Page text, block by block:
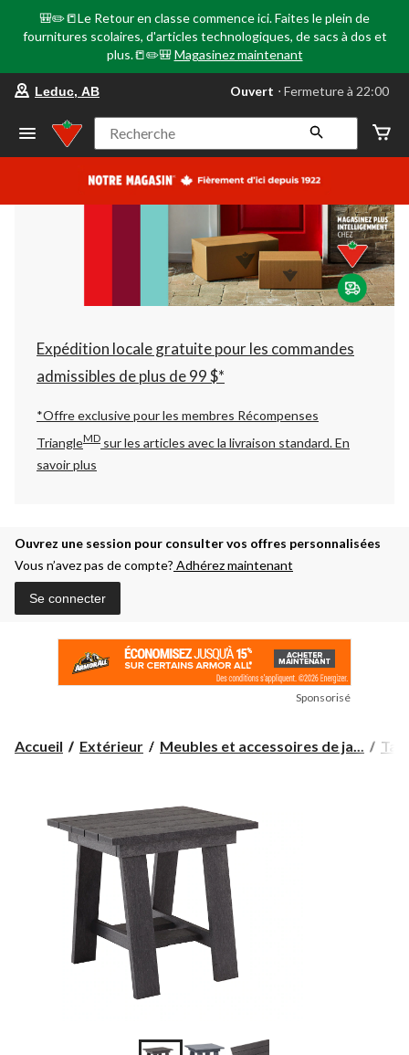
🎒✏️📒Le Retour en classe commence ici. Faites le plein de
fournitures scolaires, d'articles technologiques, de sacs à dos et
plus.📒✏️🎒 Magasinez maintenant
votre
préféré
Leduc,
AB,
courament
Fermeture
à
22:00
cliquer
pour
changer
Leduc, AB Ouvert ⋅ Fermeture à 22:00
Recherche
Expédition locale gratuite pour les commandes
admissibles de plus de 99 $*
*Offre exclusive pour les membres Récompenses
TriangleMD sur les articles avec la livraison standard.En
savoir plus
Ouvrez une session pour consulter vos offres personnalisées
Vous n’avez pas de compte? Adhérez maintenant
Se connecter
Sponsorisé
Accueil Extérieur Meubles et accessoires de ja...